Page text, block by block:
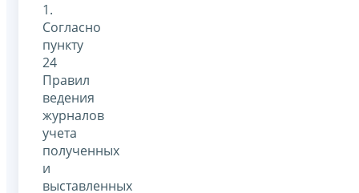
1.
Согласно
пункту
24
Правил
ведения
журналов
учета
полученных
и
выставленных